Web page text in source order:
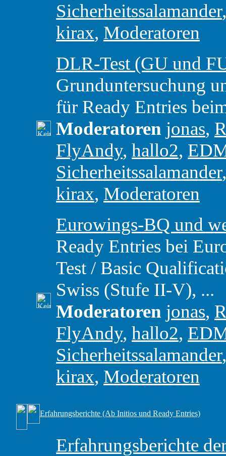
Sicherheitssalamander
kirax, Moderatoren
DLR-Test (GU und
Grunduntersuchung
für Ready Entries
Moderatoren jonas,
FlyAndy, hallo2,
Sicherheitssalamander
kirax, Moderatoren
Eurowings-BQ und
Ready Entries bei
Test / Basic
Swiss (Stufe II-V), ...
Moderatoren jonas,
FlyAndy, hallo2,
Sicherheitssalamander
kirax, Moderatoren
Erfahrungsberichte (Ab Initios und Ready Entries)
Erfahrungsberichte